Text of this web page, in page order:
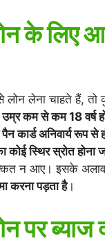
के लिए
लेना चाहते हैं, तो
कम से कम 18 वर्ष
कार्ड अनिवार्य रूप से
कोई स्थिर स्रोत होना
न आए। इसके
करना पड़ता है।
पर ब्याज